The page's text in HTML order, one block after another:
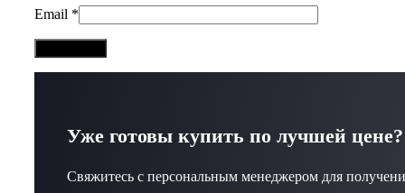
Email *
Уже готовы купить по лучшей цене?
Свяжитесь с персональным менеджером для